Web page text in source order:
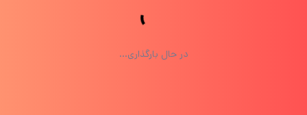
در حال بارگذاری...